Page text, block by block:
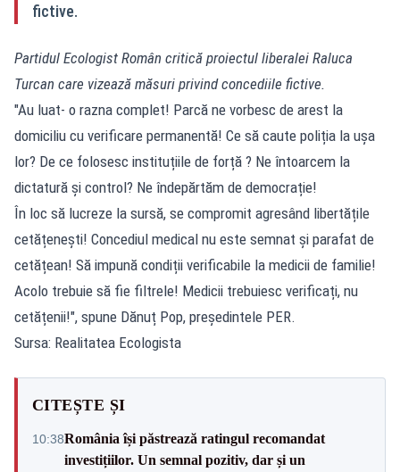
fictive.
Partidul Ecologist Român critică proiectul liberalei Raluca
Turcan care vizează măsuri privind concediile fictive.
"Au luat- o razna complet! Parcă ne vorbesc de arest la
domiciliu cu verificare permanentă! Ce să caute poliția la uşa
lor? De ce folosesc instituțiile de forță ? Ne întoarcem la
dictatură şi control? Ne îndepărtăm de democrație!
În loc să lucreze la sursă, se compromit agresând libertățile
cetățeneşti! Concediul medical nu este semnat şi parafat de
cetățean! Să impună condiții verificabile la medicii de familie!
Acolo trebuie să fie filtrele! Medicii trebuiesc verificați, nu
cetățenii!", spune Dănuț Pop, președintele PER.
Sursa: Realitatea Ecologista
CITEȘTE ȘI
10:38România își păstrează ratingul recomandat
investițiilor. Un semnal pozitiv, dar și un